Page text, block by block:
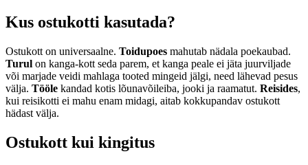
Kus ostukotti kasutada?
Ostukott on universaalne. Toidupoes mahutab nädala poekaubad.
Turul on kanga-kott seda parem, et kanga peale ei jäta juurviljade
või marjade veidi mahlaga tooted mingeid jälgi, need lähevad pesus
välja. Tööle kandad kotis lõunavõileiba, jooki ja raamatut. Reisides,
kui reisikotti ei mahu enam midagi, aitab kokkupandav ostukott
hädast välja.
Ostukott kui kingitus